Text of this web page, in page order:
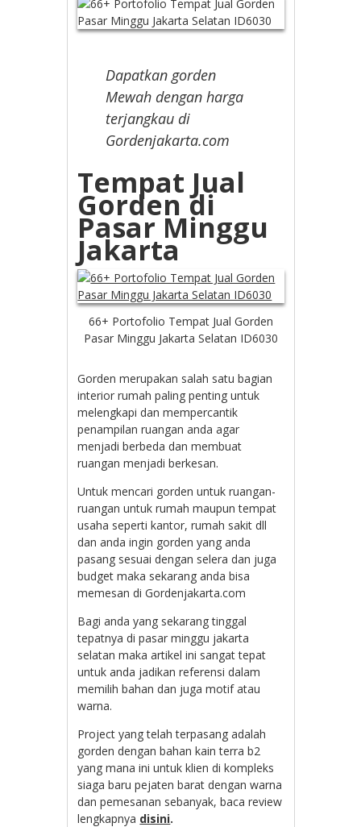
Dapatkan gorden
Mewah dengan harga
terjangkau di
Gordenjakarta.com
Tempat Jual
Gorden di
Pasar Minggu
Jakarta
66+ Portofolio Tempat Jual Gorden
Pasar Minggu Jakarta Selatan ID6030
Gorden merupakan salah satu bagian
interior rumah paling penting untuk
melengkapi dan mempercantik
penampilan ruangan anda agar
menjadi berbeda dan membuat
ruangan menjadi berkesan.
Untuk mencari gorden untuk ruangan-
ruangan untuk rumah maupun tempat
usaha seperti kantor, rumah sakit dll
dan anda ingin gorden yang anda
pasang sesuai dengan selera dan juga
budget maka sekarang anda bisa
memesan di Gordenjakarta.com
Bagi anda yang sekarang tinggal
tepatnya di pasar minggu jakarta
selatan maka artikel ini sangat tepat
untuk anda jadikan referensi dalam
memilih bahan dan juga motif atau
warna.
Project yang telah terpasang adalah
gorden dengan bahan kain terra b2
yang mana ini untuk klien di kompleks
siaga baru pejaten barat dengan warna
dan pemesanan sebanyak, baca review
lengkapnya disini.